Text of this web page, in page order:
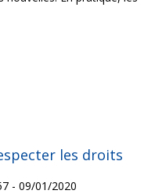
les droits
- 09/01/2020